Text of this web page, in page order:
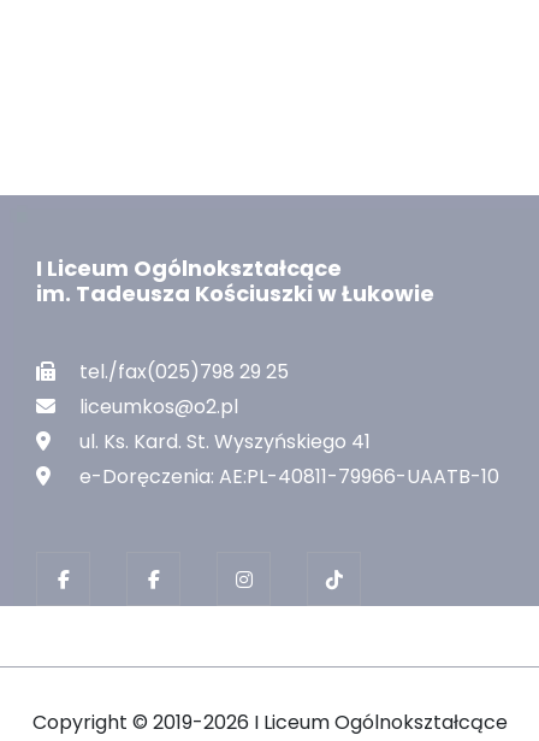
I Liceum Ogólnokształcące
im. Tadeusza Kościuszki w Łukowie
tel./fax(025)798 29 25
liceumkos@o2.pl
ul. Ks. Kard. St. Wyszyńskiego 41
e-Doręczenia: AE:PL-40811-79966-UAATB-10
Copyright © 2019-2026 I Liceum Ogólnokształcące